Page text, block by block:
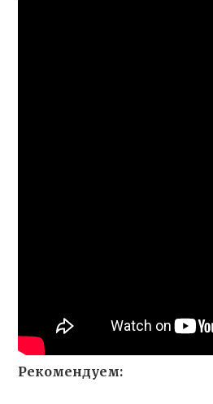
Рекомендуем: